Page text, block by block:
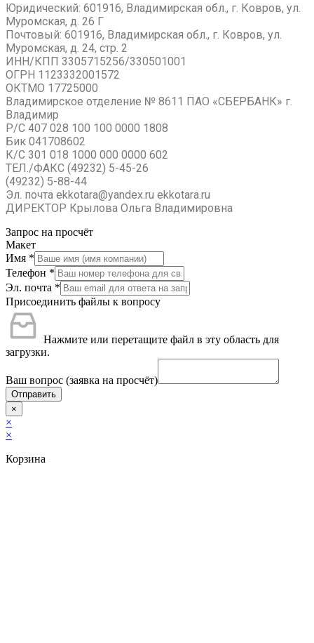
Юридический: 601916, Владимирская обл., г. Ковров, ул.
Муромская, д. 26 Г
Почтовый: 601916, Владимирская обл., г. Ковров, ул.
Муромская, д. 24, стр. 2
ИНН/КПП 3305715256/330501001
ОГРН 1123332001572
ОКТМО 17725000
Владимирское отделение № 8611 ПАО «СБЕРБАНК» г.
Владимир
Р/С 407 028 100 100 0000 1808
Бик 041708602
К/С 301 018 1000 000 0000 602
ТЕЛ./ФАКС (49232) 5-45-26
(49232) 5-88-44
Эл. почта ekkotara@yandex.ru ekkotara.ru
ДИРЕКТОР Крылова Ольга Владимировна
Запрос на просчёт
Макет
Имя *
Телефон *
Эл. почта *
Присоединить файлы к вопросу
Нажмите или перетащите файл в эту область для
загрузки.
Ваш вопрос (заявка на просчёт)
Отправить
×
×
×
Корзина